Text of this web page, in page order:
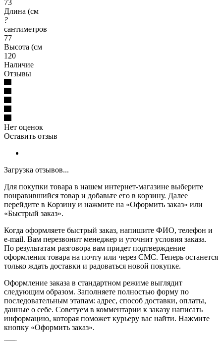
73
Длина (см
?
сантиметров
77
Высота (см
120
Наличие
Отзывы
Нет оценок
Оставить отзыв
Загрузка отзывов...
Для покупки товара в нашем интернет-магазине выберите
понравившийся товар и добавьте его в корзину. Далее
перейдите в Корзину и нажмите на «Оформить заказ» или
«Быстрый заказ».
Когда оформляете быстрый заказ, напишите ФИО, телефон и
e-mail. Вам перезвонит менеджер и уточнит условия заказа.
По результатам разговора вам придет подтверждение
оформления товара на почту или через СМС. Теперь останется
только ждать доставки и радоваться новой покупке.
Оформление заказа в стандартном режиме выглядит
следующим образом. Заполняете полностью форму по
последовательным этапам: адрес, способ доставки, оплаты,
данные о себе. Советуем в комментарии к заказу написать
информацию, которая поможет курьеру вас найти. Нажмите
кнопку «Оформить заказ».